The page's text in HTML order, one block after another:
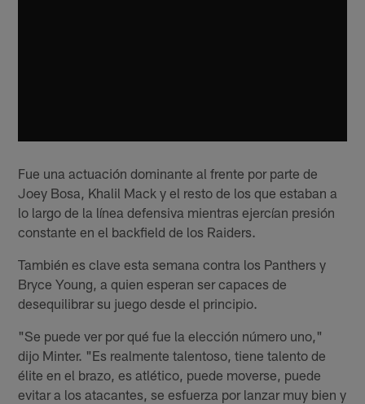
Fue una actuación dominante al frente por parte de
Joey Bosa, Khalil Mack y el resto de los que estaban a
lo largo de la línea defensiva mientras ejercían presión
constante en el backfield de los Raiders.
También es clave esta semana contra los Panthers y
Bryce Young, a quien esperan ser capaces de
desequilibrar su juego desde el principio.
"Se puede ver por qué fue la elección número uno,"
dijo Minter. "Es realmente talentoso, tiene talento de
élite en el brazo, es atlético, puede moverse, puede
evitar a los atacantes, se esfuerza por lanzar muy bien y